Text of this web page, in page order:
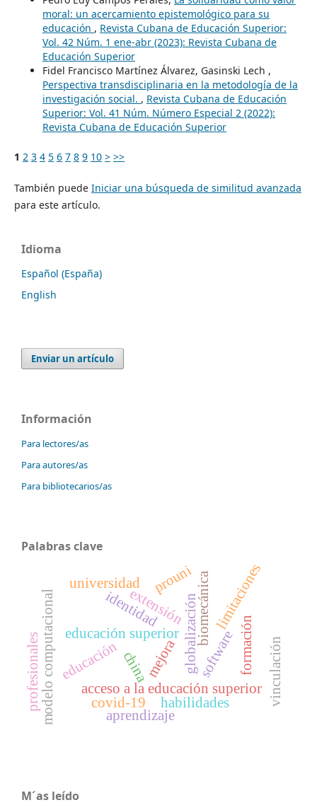
moral: un acercamiento epistemológico para su
educación , Revista Cubana de Educación Superior:
Vol. 42 Núm. 1 ene-abr (2023): Revista Cubana de
Educación Superior
Fidel Francisco Martínez Álvarez, Gasinski Lech ,
Perspectiva transdisciplinaria en la metodología de la
investigación social. , Revista Cubana de Educación
Superior: Vol. 41 Núm. Número Especial 2 (2022):
Revista Cubana de Educación Superior
1 2 3 4 5 6 7 8 9 10 > >>
También puede Iniciar una búsqueda de similitud avanzada
para este artículo.
Idioma
Español (España)
English
Enviar un artículo
Información
Para lectores/as
Para autores/as
Para bibliotecarios/as
Palabras clave
china
educación superior globalización
identidad
acceso a la educación superior
modelo computacional software
universidad
formación
profesionales
biomecánica
habilidades
aprendizaje
extensión
vinculación
limitaciones
mejora
educación
covid-19
prouni
M´as leído